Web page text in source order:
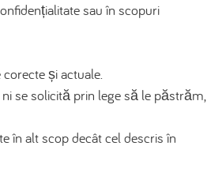
sau în scopuri
și actuale.
se solicită prin lege să le păstrăm,
în alt scop decât cel descris în